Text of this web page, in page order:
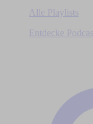
Alle Playlists
Entdecke